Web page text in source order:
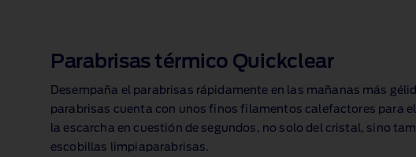
Parabrisas térmico Quickclear
Desempaña el parabrisas rápidamente en las mañanas más
parabrisas cuenta con unos finos filamentos calefactores para
la escarcha en cuestión de segundos, no solo del cristal, sino
escobillas limpiaparabrisas.